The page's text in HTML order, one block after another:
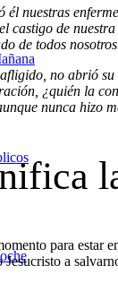
él nuestras
castigo de
de todos
no abrió
¿quién la
nunca hizo
para estar
a